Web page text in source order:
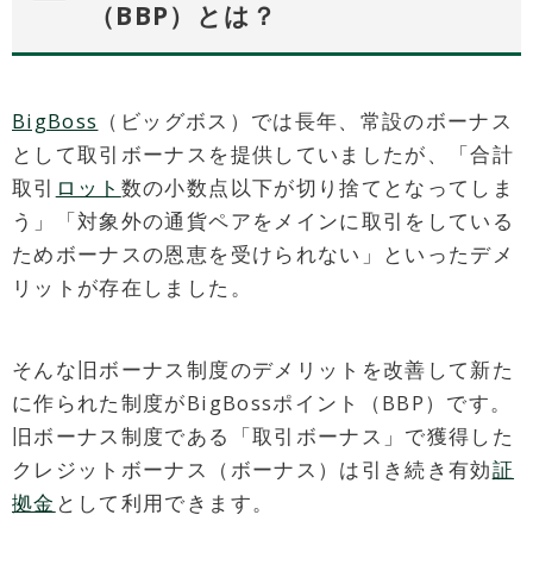
（BBP）とは？
BigBoss （ビッグボス）では長年、常設のボーナス
として取引ボーナスを提供していましたが、「合計
取引 ロット 数の小数点以下が切り捨てとなってしま
う」「対象外の通貨ペアをメインに取引をしている
ためボーナスの恩恵を受けられない」といったデメ
リットが存在しました。
そんな旧ボーナス制度のデメリットを改善して新た
に作られた制度がBigBossポイント（BBP）です。
旧ボーナス制度である「取引ボーナス」で獲得した
クレジットボーナス（ボーナス）は引き続き有効証
拠金 として利用できます。